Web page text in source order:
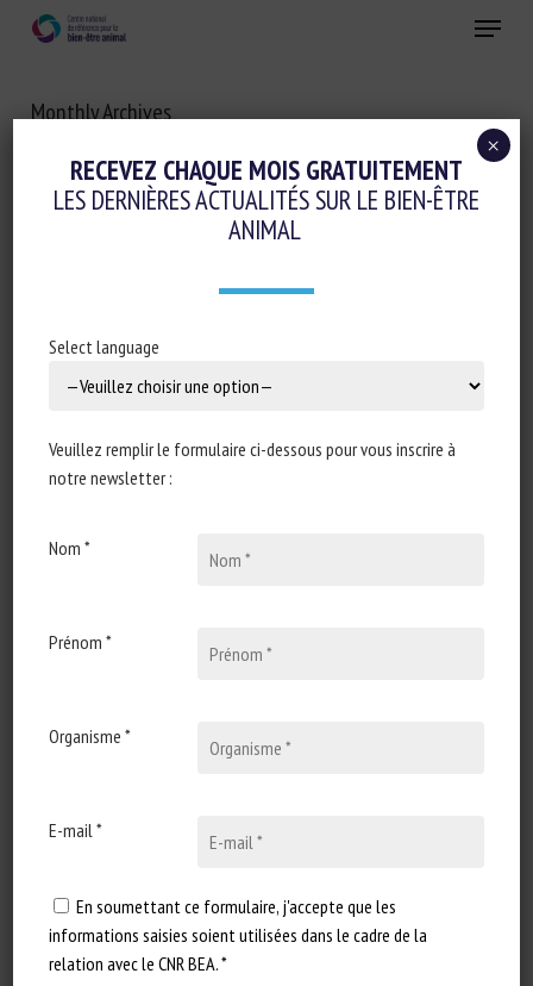
content
Menu
Monthly Archives
The European Chicken
Type de document : actualité
Les signataires…
RECEVEZ CHAQUE MOIS GRATUITEMENT
LES DERNIÈRES ACTUALITÉS SUR LE BIEN-ÊTRE
ANIMAL
Select language
Veuillez remplir le formulaire ci-dessous pour vous inscrire à
notre newsletter :
Nom *
Prénom *
Organisme *
E-mail *
En soumettant ce formulaire, j'accepte que les
informations saisies soient utilisées dans le cadre de la
relation avec le CNR BEA. *
×